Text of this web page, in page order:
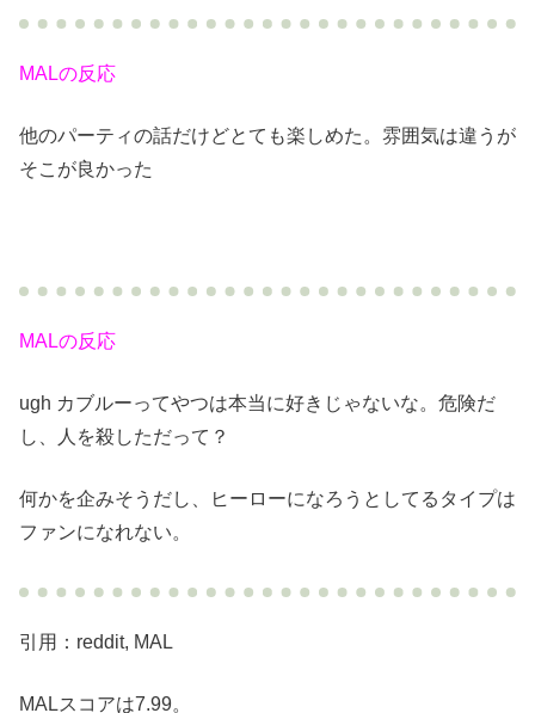
MALの反応
他のパーティの話だけどとても楽しめた。雰囲気は違うが
そこが良かった
MALの反応
ugh カブルーってやつは本当に好きじゃないな。危険だ
し、人を殺しただって？
何かを企みそうだし、ヒーローになろうとしてるタイプは
ファンになれない。
引用：reddit, MAL
MALスコアは7.99。